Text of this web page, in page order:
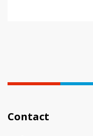
Contact